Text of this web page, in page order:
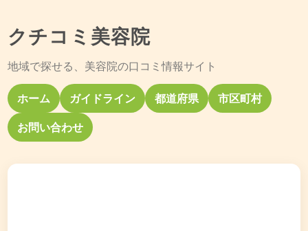
クチコミ美容院
地域で探せる、美容院の口コミ情報サイト
ホーム ガイドライン 都道府県 市区町村
お問い合わせ